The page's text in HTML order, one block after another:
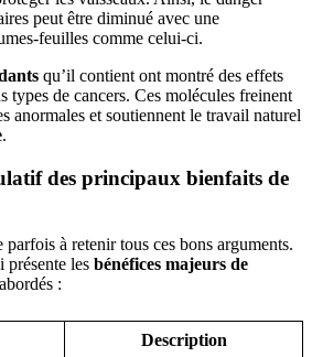
peut être diminué avec une
feuilles comme celui-ci.
qu’il contient ont montré des effets
types de cancers. Ces molécules freinent
anormales et soutiennent le travail naturel
.
des principaux bienfaits de
à retenir tous ces bons arguments.
les bénéfices majeurs de
:
Description